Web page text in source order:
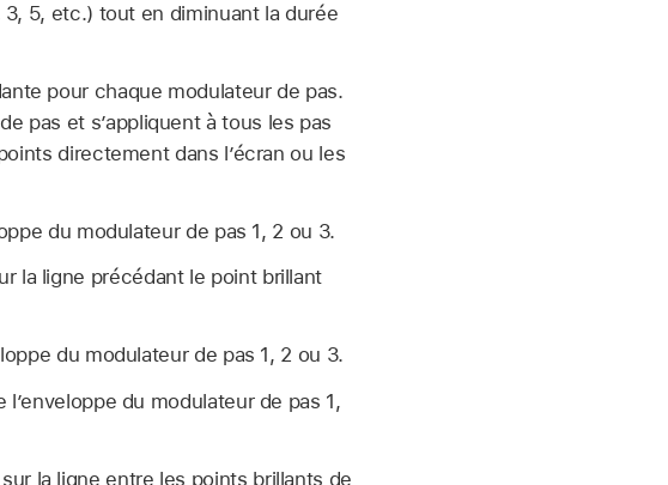
5, etc.) tout en diminuant la durée
pour chaque modulateur de pas.
pas et s’appliquent à tous les pas
directement dans l’écran ou les
du modulateur de pas 1, 2 ou 3.
la ligne précédant le point brillant
du modulateur de pas 1, 2 ou 3.
du modulateur de pas 1,
la ligne entre les points brillants de